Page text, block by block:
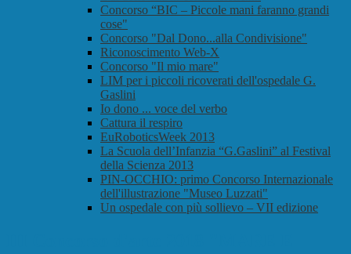
Concorso “BIC – Piccole mani faranno grandi
cose"
Concorso "Dal Dono...alla Condivisione"
Riconoscimento Web-X
Concorso "Il mio mare"
LIM per i piccoli ricoverati dell'ospedale G.
Gaslini
Io dono ... voce del verbo
Cattura il respiro
EuRoboticsWeek 2013
La Scuola dell’Infanzia “G.Gaslini” al Festival
della Scienza 2013
PIN-OCCHIO: primo Concorso Internazionale
dell'illustrazione "Museo Luzzati"
Un ospedale con più sollievo – VII edizione